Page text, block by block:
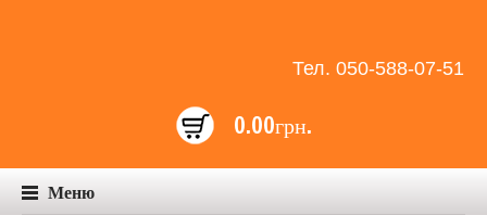
Тел. 050-588-07-51
0.00грн.
Меню